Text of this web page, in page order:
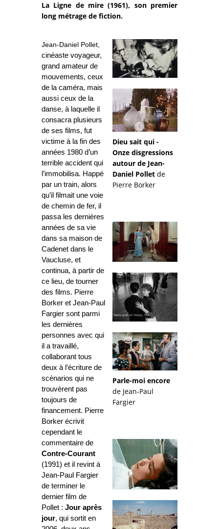
La Ligne de mire (1961), son premier
long métrage de fiction.
Jean-Daniel Pollet,
cinéaste voyageur,
grand amateur de
mouvements, ceux
de la caméra, mais
aussi ceux de la
danse, à laquelle il
consacra plusieurs
de ses films, fut
victime à la fin des
années 1980 d’un
terrible accident qui
l’immobilisa. Happé
par un train, alors
qu’il filmait une voie
de chemin de fer, il
passa les dernières
années de sa vie
dans sa maison de
Cadenet dans le
Vaucluse, et
continua, à partir de
ce lieu, de tourner
des films. Pierre
Borker et Jean-Paul
Fargier sont parmi
les dernières
personnes avec qui
il a travaillé,
collaborant tous
deux à l’écriture de
scénarios qui ne
trouvèrent pas
toujours de
financement. Pierre
Borker écrivit
cependant le
commentaire de
Contre-Courant
(1991) et il revint à
Jean-Paul Fargier
de terminer le
dernier film de
Pollet : Jour après
jour, qui sortit en
Dieu sait qui -
Onze disgressions
autour de Jean-
Daniel Pollet de
Pierre Borker
Parle-moi encore
de Jean-Paul
Fargier